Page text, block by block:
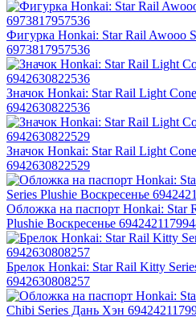
Фигурка Honkai: Star Rail Awooo
6973817957536
Значок Honkai: Star Rail Light
6942630822536
Значок Honkai: Star Rail Light
6942630822529
Обложка на паспорт Honkai: Star
Plushie Воскресенье
Брелок Honkai: Star Rail Kitty
6942630808257